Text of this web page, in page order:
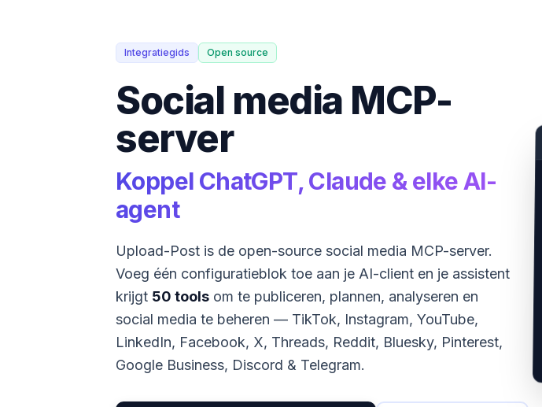
Integratiegids Open source
Social media MCP-
server
Koppel ChatGPT, Claude & elke AI-
agent
Upload-Post is de open-source social media MCP-server.
Voeg één configuratieblok toe aan je AI-client en je assistent
krijgt 50 tools om te publiceren, plannen, analyseren en
social media te beheren — TikTok, Instagram, YouTube,
LinkedIn, Facebook, X, Threads, Reddit, Bluesky, Pinterest,
Google Business, Discord & Telegram.